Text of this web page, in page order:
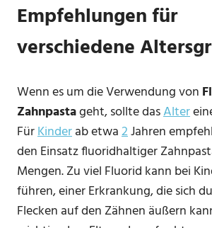
Empfehlungen für
verschiedene
Wenn es um die Verwendung von
Zahnpastageht, sollte dasAlter
FürKinderab etwa2Jahren
den Einsatz fluoridhaltiger
Mengen. Zu viel Fluorid kann bei
führen, einer Erkrankung, die sich
Flecken auf den Zähnen äußern